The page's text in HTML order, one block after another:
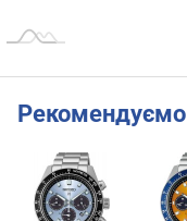
Рекомендуємо